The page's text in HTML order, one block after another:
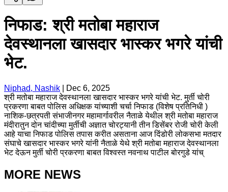
निफाड: श्री मतोबा महाराज
देवस्थानला खासदार भास्कर भगरे यांची
भेट.
Niphad, Nashik
Dec 6, 2025
श्री मतोबा महाराज देवस्थानला खासदार भास्कर भगरे यांची भेट. मुर्ती चोरी
प्रकरणा बाबत पोलिस अधिक्षक यांच्याशी चर्चा निफाड (विशेष प्रतिनिधी )
नाशिक-छत्रपती संभाजीनगर महामार्गावरील नैताळे येथील श्री मतोबा महाराज
मंदीरातुन दोन चांदीच्या मुर्तीची अज्ञात चोरट्यानी तीन डिसेंबर रोजी चोरी केली
आहे याचा निफाड पोलिस तपास करीत असताना आज दिंडोरी लोकसभा मतदार
संघाचे खासदार भास्कर भगरे यांनी नैताळे येथे श्री मतोबा महाराज देवस्थानला
भेट देऊन मुर्ती चोरी प्रकरणा बाबत विश्वस्त नवनाथ पाटील बोरगुडे यांच्
MORE NEWS